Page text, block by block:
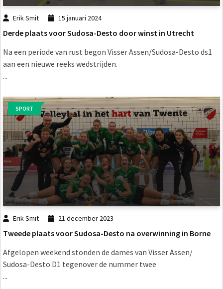
Erik Smit 15 januari 2024
Derde plaats voor Sudosa-Desto door winst in Utrecht
Na een periode van rust begon Visser Assen/Sudosa-Desto ds1
aan een nieuwe reeks wedstrijden.
...
SPORT
Erik Smit 21 december 2023
Tweede plaats voor Sudosa-Desto na overwinning in Borne
Afgelopen weekend stonden de dames van Visser Assen/
Sudosa-Desto D1 tegenover de nummer twee
...